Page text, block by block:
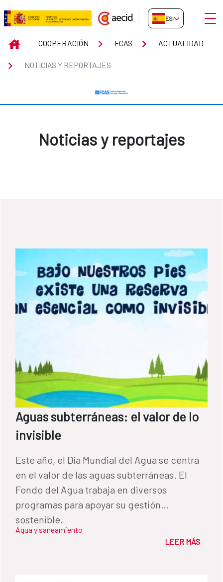
Saltar al contenido principal
Noticias y reportajes
ES-ES Abrir
INICIOCOOPERACIÓN FCAS ACTUALIDAD
NOTICIAS Y REPORTAJES
Noticias y reportajes
Aguas subterráneas: el valor de lo
invisible
Este año, el Día Mundial del Agua se centra
en el valor de las aguas subterráneas. El
Fondo del Agua trabaja en diversos
programas para apoyar su gestión
sostenible.
Agua y saneamiento
LEER MÁS